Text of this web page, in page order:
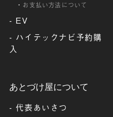
・ お支払い方法について
- EV
- ハイテックナビ予約購
入
あとづけ屋について
-代表あいさつ